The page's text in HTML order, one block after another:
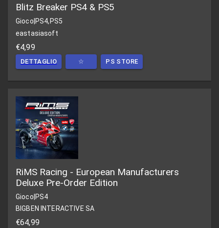
Blitz Breaker PS4 & PS5
Gioco PS4,PS5
eastasiasoft
€4,99
DETTAGLIO ☆ PS STORE
RiMS Racing - European Manufacturers
Deluxe Pre-Order Edition
Gioco|PS4
BIGBEN INTERACTIVE SA
€64,99